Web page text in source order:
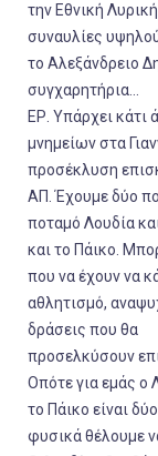
την Εθνική
συναυλίες
το Αλεξάνδρειο
συγχαρητήρια…
ΕΡ. Υπάρχει
μνημείων στα
προσέκλυση
ΑΠ. Έχουμε δύο
ποταμό Λουδία
και το Πάικο.
που να έχουν να
αθλητισμό,
δράσεις που θα
προσελκύσουν
Οπότε για εμάς ο
το Πάικο είναι
φυσικά θέλουμε